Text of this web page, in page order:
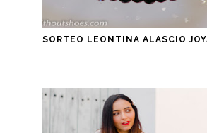
SORTEO LEONTINA ALASCIO